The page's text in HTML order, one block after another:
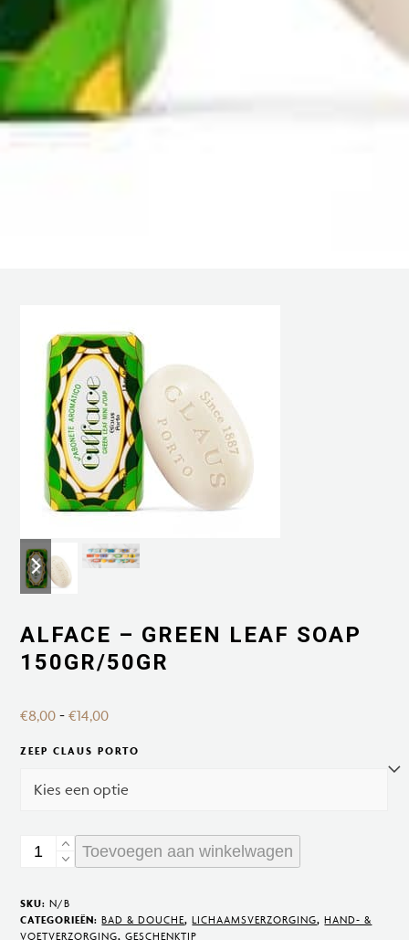
previous
slide
next
slide
ALFACE – GREEN LEAF SOAP
150GR/50GR
€8,00 - €14,00Prijsklasse:
€14,00
ZEEP CLAUS PORTO
Alface
Green
Leaf
Toevoegen aan winkelwagen
SKU:N/B
CATEGORIEËN:BAD & DOUCHE,LICHAAMSVERZORGING,HAND- &
VOETVERZORGING,GESCHENKTIP